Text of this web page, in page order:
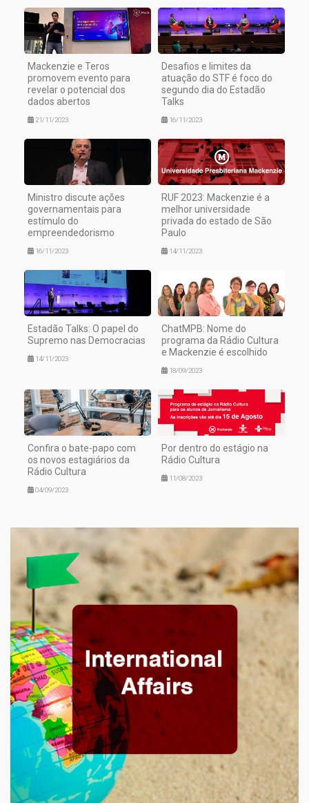
Mackenzie e Teros
promovem evento para
revelar o potencial dos
dados abertos
21/11/2023
Desafios e limites da
atuação do STF é foco do
segundo dia do Estadão
Talks
16/11/2023
Ministro discute ações
governamentais para
estímulo do
empreendedorismo
16/11/2023
RUF 2023: Mackenzie é a
melhor universidade
privada do estado de São
Paulo
14/11/2023
Estadão Talks: O papel do
Supremo nas Democracias
14/11/2023
ChatMPB: Nome do
programa da Rádio Cultura
e Mackenzie é escolhido
18/09/2023
Confira o bate-papo com
os novos estagiários da
Rádio Cultura
04/09/2023
Por dentro do estágio na
Rádio Cultura
11/08/2023